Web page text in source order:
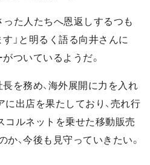
った人たちへ恩返しするつも
」と明るく語る向井さんに
ついているようだ。
を務め、海外展開に力を入れ
に出店を果たしており、売れ行
コルネットを乗せた移動販売
、今後も見守っていきたい。